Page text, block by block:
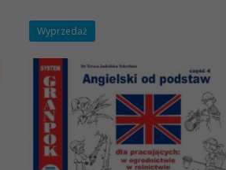
Wyprzedaż